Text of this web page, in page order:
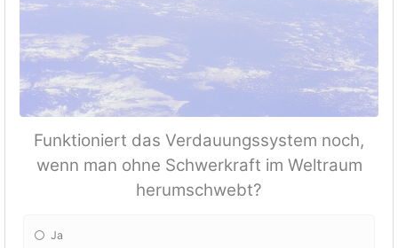
Funktioniert das Verdauungssystem noch,
wenn man ohne Schwerkraft im Weltraum
herumschwebt?
Ja